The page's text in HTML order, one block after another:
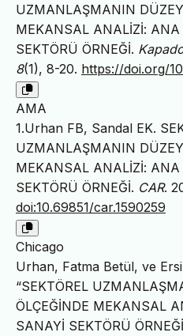
UZMANLAŞMANIN
MEKANSAL ANALİZİ:
SEKTÖRÜ ÖRNEĞİ.
8(1), 8-20. https://doi.org/
AMA
1.Urhan FB, Sandal EK.
UZMANLAŞMANIN
MEKANSAL ANALİZİ:
SEKTÖRÜ ÖRNEĞİ. CAR.
doi:10.69851/car.1590259
Chicago
Urhan, Fatma Betül, ve
“SEKTÖREL
ÖLÇEĞİNDE MEKANSAL
SANAYİ SEKTÖRÜ